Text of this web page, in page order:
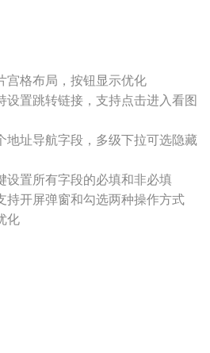
宫格布局，按钮显示优化
设置跳转链接，支持点击进入看图
地址导航字段，多级下拉可选隐藏
设置所有字段的必填和非必填
持开屏弹窗和勾选两种操作方式
化